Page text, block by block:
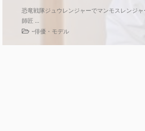
恐竜戦隊ジュウレンジャーでマンモスレンジ
師匠 ...
-俳優・モデル